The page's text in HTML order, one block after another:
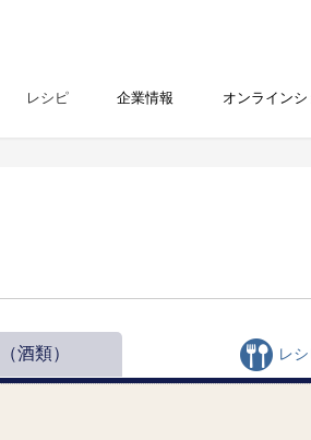
レシピ 企業情報 オンライン
（酒類） レ